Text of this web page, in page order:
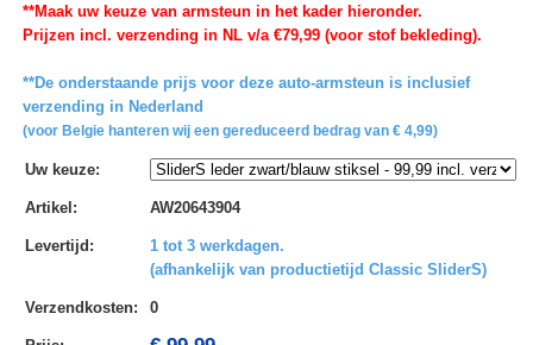
**Maak uw keuze van armsteun in het kader hieronder.
Prijzen incl. verzending in NL v/a €79,99 (voor stof bekleding).
**De onderstaande prijs voor deze auto-armsteun is inclusief
verzending in Nederland
(voor Belgie hanteren wij een gereduceerd bedrag van € 4,99)
Uw keuze:
Artikel : AW20643904
Levertijd :
1 tot 3 werkdagen.
(afhankelijk van productietijd Classic SliderS)
Verzendkosten: 0